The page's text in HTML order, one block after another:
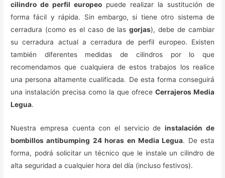
cilindro de perfil europeo puede realizar la sustitución de
forma fácil y rápida. Sin embargo, si tiene otro sistema de
cerradura (como es el caso de lasgorjas), debe de cambiar
su cerradura actual a cerradura de perfil europeo. Existen
también diferentes medidas de cilindros por lo que
recomendamos que cualquiera de estos trabajos los realice
una persona altamente cualificada. De esta forma conseguirá
una instalación precisa como la que ofrece Cerrajeros Media
Legua.
Nuestra empresa cuenta con el servicio deinstalación de
bombillos antibumping 24 horas en Media Legua. De esta
forma, podrá solicitar un técnico que le instale un cilindro de
alta seguridad a cualquier hora del día (incluso festivos).